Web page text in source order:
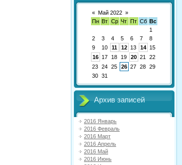
« Май 2022 »
Пн Вт Ср Чт Пт Сб Вс
1
2
3 4 5 6 7
8
9
10 11 12 13 14 15
16 17 18 19 20 21
22
23 24 25 26 27 28 29
30 31
Архив записей
2016 Январь
2016 Февраль
2016 Март
2016 Апрель
2016 Май
2016 Июнь